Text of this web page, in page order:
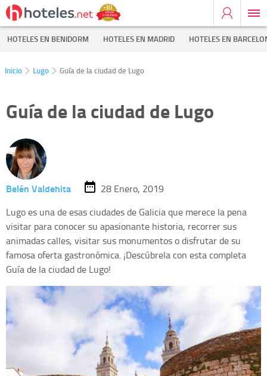
HOTELES EN BENIDORM HOTELES EN MADRID HOTELES EN
Inicio Lugo Guía de la ciudad de Lugo
Guía de la ciudad de Lugo
Belén Valdehita
28 Enero, 2019
Lugo es una de esas ciudades de Galicia que merece la pena
visitar para conocer su apasionante historia, recorrer sus
animadas calles, visitar sus monumentos o disfrutar de su
famosa oferta gastronómica. ¡Descúbrela con esta completa
Guía de la ciudad de Lugo!